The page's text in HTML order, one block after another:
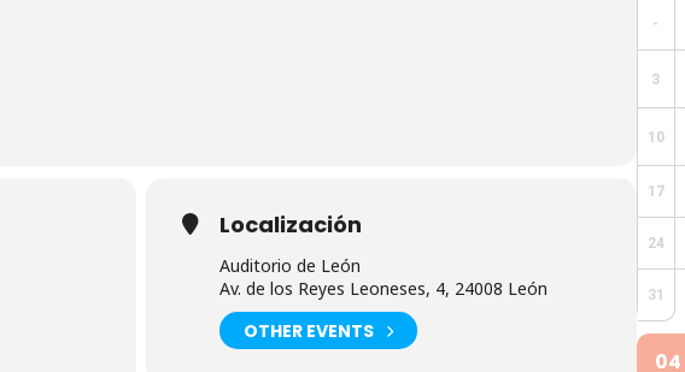
Localización
Auditorio de León
Av. de los Reyes Leoneses, 4, 24008 León
OTHER EVENTS
-
3
10
17
24
31
04